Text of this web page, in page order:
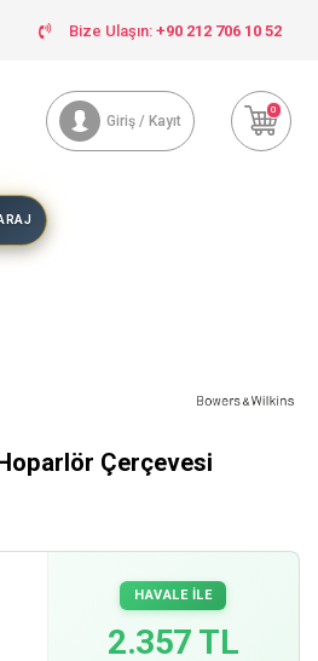
Bize Ulaşın: +90 212 706 10 52
Giriş / Kayıt
0
Çerçevesi
HAVALE İLE
2.357 TL